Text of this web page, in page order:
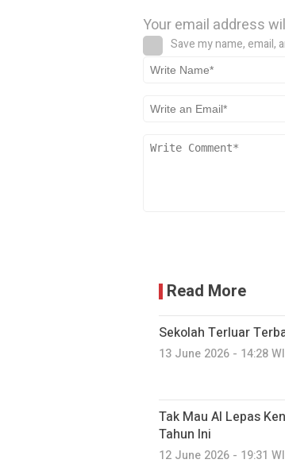
Your email address
Save my name,
Read More
Sekolah Terluar
13 June 2026 - 14:28
Tak Mau AI Lepas
Tahun Ini
12 June 2026 - 19:31